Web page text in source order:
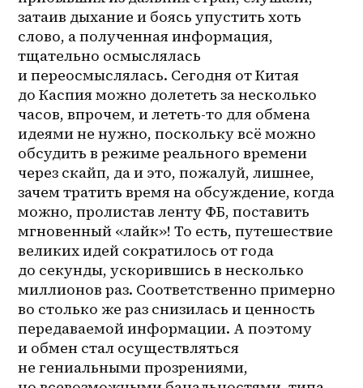
затаив дыхание и боясь упустить хоть
слово, а полученная информация,
тщательно осмыслялась
и переосмыслялась. Сегодня от Китая
до Каспия можно долететь за несколько
часов, впрочем, и лететь-то для обмена
идеями не нужно, поскольку всё можно
обсудить в режиме реального времени
через скайп, да и это, пожалуй, лишнее,
зачем тратить время на обсуждение, когда
можно, пролистав ленту ФБ, поставить
мгновенный «лайк»! То есть, путешествие
великих идей сократилось от года
до секунды, ускорившись в несколько
миллионов раз. Соответственно примерно
во столько же раз снизилась и ценность
передаваемой информации. А поэтому
и обмен стал осуществляться
не гениальными прозрениями,